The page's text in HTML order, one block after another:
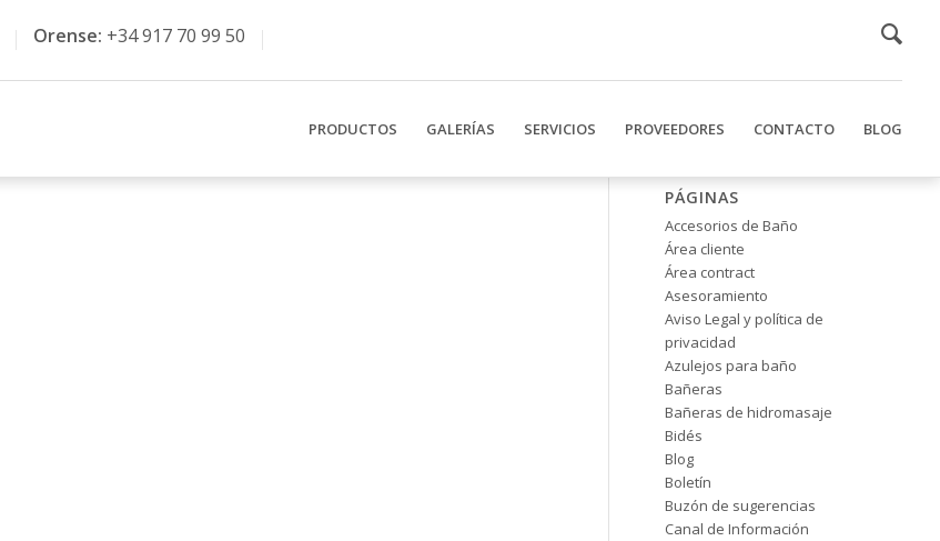
Orense: +34 917 70 99 50
PRODUCTOS GALERÍAS SERVICIOS PROVEEDORES CONTACTO BLOG
PÁGINAS
Accesorios de Baño
Área cliente
Área contract
Asesoramiento
Aviso Legal y política de
privacidad
Azulejos para baño
Bañeras
Bañeras de hidromasaje
Bidés
Blog
Boletín
Buzón de sugerencias
Canal de Información